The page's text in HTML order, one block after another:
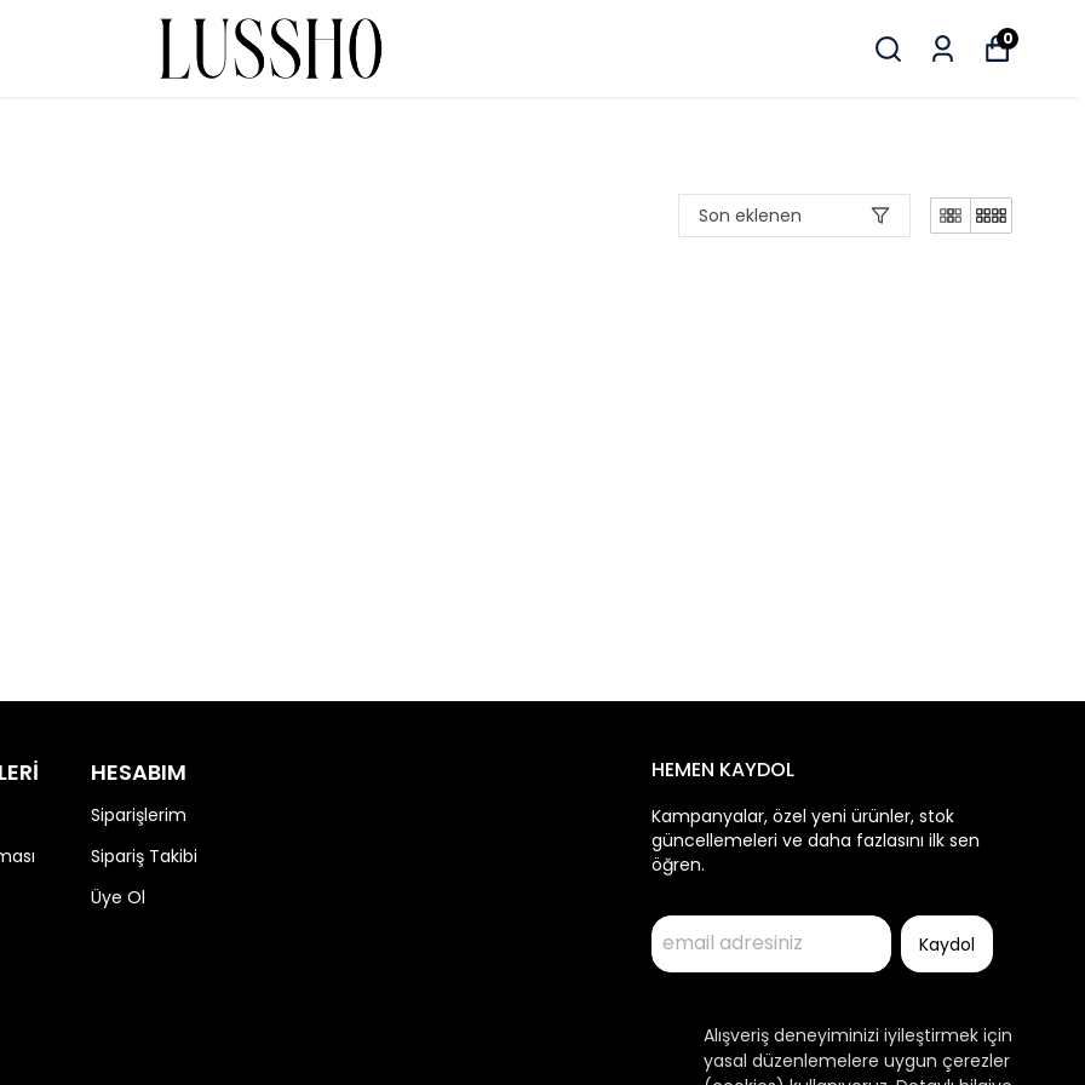
0
Alışveriş deneyiminizi iyileştirmek için
yasal düzenlemelere uygun çerezler
Son eklenen
HESABIM
Siparişlerim
Sipariş Takibi
Üye Ol
HEMEN KAYDOL
Kampanyalar, özel yeni ürünler, stok
güncellemeleri ve daha fazlasını ilk sen
öğren.
Kaydol